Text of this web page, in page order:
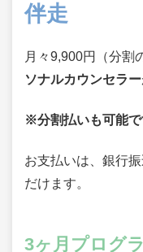
伴走
月々9,900円（分割
ソナルカウンセラー
※分割払いも可能で
お支払いは、銀行
だけます。
3ヶ月プログ